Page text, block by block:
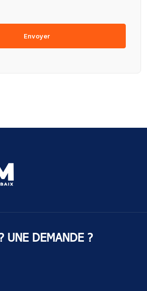
Envoyer
UNE DEMANDE ?